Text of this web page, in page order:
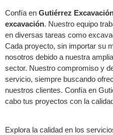
Confía en Gutiérrez
excavación. Nuestro equipo
en diversas tareas como
Cada proyecto, sin importar su
nosotros debido a nuestra
sector. Nuestro compromiso y
servicio, siempre buscando
nuestros clientes. Confía en
cabo tus proyectos con la
Explora la calidad en los